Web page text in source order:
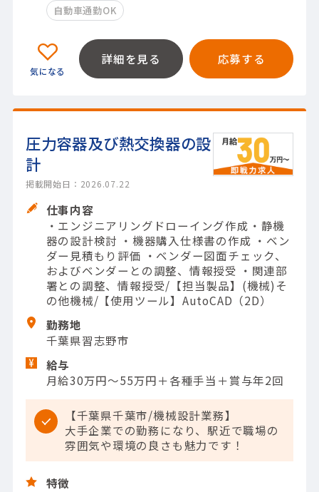
自動車通勤OK
詳細を見る 応募する
圧力容器及び熱交換器の設
計
掲載開始日：2026.07.22
仕事内容
・エンジニアリングドローイング作成・静機
器の設計検討 ・機器購入仕様書の作成 ・ベン
ダー見積もり評価 ・ベンダー図面チェック、
およびベンダーとの調整、情報授受 ・関連部
署との調整、情報授受/【担当製品】(機械)そ
の他機械/【使用ツール】AutoCAD（2D）
勤務地
千葉県習志野市
給与
月給30万円～55万円＋各種手当＋賞与年2回
【千葉県千葉市/機械設計業務】
大手企業での勤務になり、駅近で職場の
雰囲気や環境の良さも魅力です！
特徴